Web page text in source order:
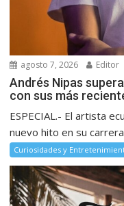
agosto 7, 2026 Editor
Andrés Nipas
con sus más
ESPECIAL.- El artista
nuevo hito en su
Curiosidades y